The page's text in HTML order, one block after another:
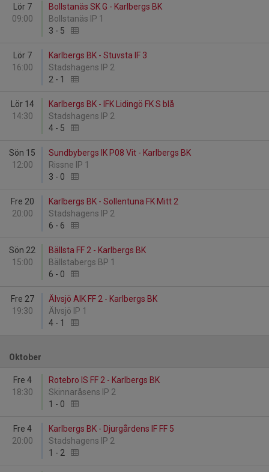
Lör 7
09:00
Bollstanäs SK G - Karlbergs BK
Bollstanäs IP 1
3 - 5
Lör 7
16:00
Karlbergs BK - Stuvsta IF 3
Stadshagens IP 2
2 - 1
Lör 14
14:30
Karlbergs BK - IFK Lidingö FK S blå
Stadshagens IP 2
4 - 5
Sön 15
12:00
Sundbybergs IK P08 Vit - Karlbergs BK
Rissne IP 1
3 - 0
Fre 20
20:00
Karlbergs BK - Sollentuna FK Mitt 2
Stadshagens IP 2
6 - 6
Sön 22
15:00
Bällsta FF 2 - Karlbergs BK
Bällstabergs BP 1
6 - 0
Fre 27
19:30
Älvsjö AIK FF 2 - Karlbergs BK
Älvsjö IP 1
4 - 1
Oktober
Fre 4
18:30
Rotebro IS FF 2 - Karlbergs BK
Skinnaråsens IP 2
1 - 0
Fre 4
20:00
Karlbergs BK - Djurgårdens IF FF 5
Stadshagens IP 2
1 - 2